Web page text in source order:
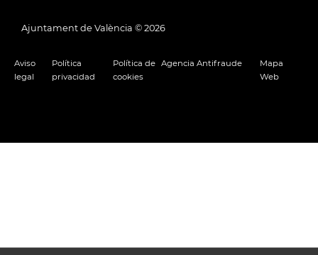
Ajuntament de València © 2026
Aviso
legal
Política
privacidad
Política de
cookies
Agencia Antifraude
Mapa
Web